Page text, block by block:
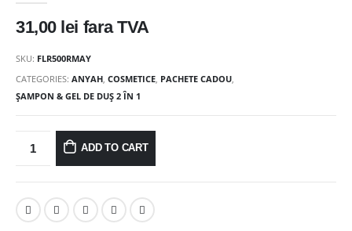
31,00 lei fara TVA
SKU: FLR500RMAY
CATEGORIES: ANYAH COSMETICE PACHETE CADOU
ȘAMPON & GEL DE DUȘ 2 ÎN 1
ADD TO CART